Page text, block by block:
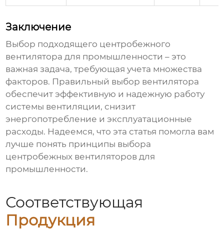
Заключение
Выбор подходящего центробежного
вентилятора для промышленности – это
важная задача, требующая учета множества
факторов. Правильный выбор вентилятора
обеспечит эффективную и надежную работу
системы вентиляции, снизит
энергопотребление и эксплуатационные
расходы. Надеемся, что эта статья помогла вам
лучше понять принципы выбора
центробежных вентиляторов для
промышленности.
Соответствующая
Продукция